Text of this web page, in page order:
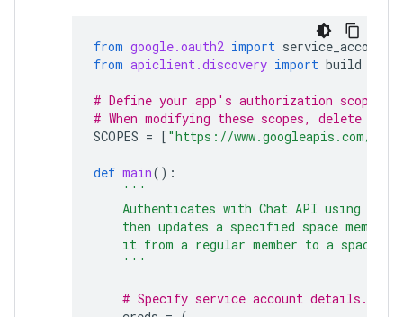
from google.oauth2 import service_account
from apiclient.discovery import build
# Define your app's authorization scopes.
# When modifying these scopes, delete
SCOPES = [ "https://www.googleapis.com/
def main():
'''
Authenticates with Chat API using app
then updates a specified space member
it from a regular member to a space
    '''
# Specify service account details.